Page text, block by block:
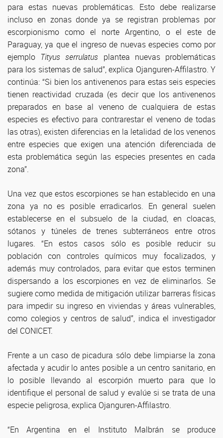
para estas nuevas problemáticas. Esto debe realizarse
incluso en zonas donde ya se registran problemas por
escorpionismo como el norte Argentino, o el este de
Paraguay, ya que el ingreso de nuevas especies como por
ejemplo Tityus serrulatus plantea nuevas problemáticas
para los sistemas de salud”, explica Ojanguren-Affilastro. Y
continúa: “Si bien los antivenenos para estas seis especies
tienen reactividad cruzada (es decir que los antivenenos
preparados en base al veneno de cualquiera de estas
especies es efectivo para contrarestar el veneno de todas
las otras), existen diferencias en la letalidad de los venenos
entre especies que exigen una atención diferenciada de
esta problemática según las especies presentes en cada
zona”.
Una vez que estos escorpiones se han establecido en una
zona ya no es posible erradicarlos. En general suelen
establecerse en el subsuelo de la ciudad, en cloacas,
sótanos y túneles de trenes subterráneos entre otros
lugares. “En estos casos sólo es posible reducir su
población con controles químicos muy focalizados, y
además muy controlados, para evitar que estos terminen
dispersando a los escorpiones en vez de eliminarlos. Se
sugiere como medida de mitigación utilizar barreras físicas
para impedir su ingreso en viviendas y áreas vulnerables,
como colegios y centros de salud”, indica el investigador
del CONICET.
Frente a un caso de picadura sólo debe limpiarse la zona
afectada y acudir lo antes posible a un centro sanitario, en
lo posible llevando al escorpión muerto para que lo
identifique el personal de salud y evalúe si se trata de una
especie peligrosa, explica Ojanguren-Affilastro.
“En Argentina en el Instituto Malbrán se produce